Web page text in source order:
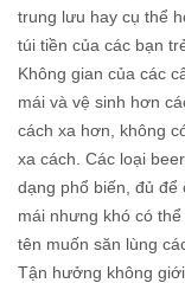
trung lưu hay cụ thể
túi tiền của các bạn
Không gian của các
mái và vệ sinh hơn
cách xa hơn, không
xa cách. Các loại
dạng phổ biến, đủ
mái nhưng khó có
tên muốn săn lùng
Tận hưởng không